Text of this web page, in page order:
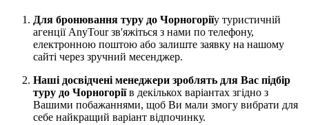
Для бронювання туру до Чорногоріїу туристичній
агенції AnyTour зв'яжіться з нами по телефону,
електронною поштою або залиште заявку на нашому
сайті через зручний месенджер.
Наші досвідчені менеджери зроблять для Вас підбір
туру до Чорногоріїв декількох варіантах згідно з
Вашими побажаннями, щоб Ви мали змогу вибрати для
себе найкращий варіант відпочинку.